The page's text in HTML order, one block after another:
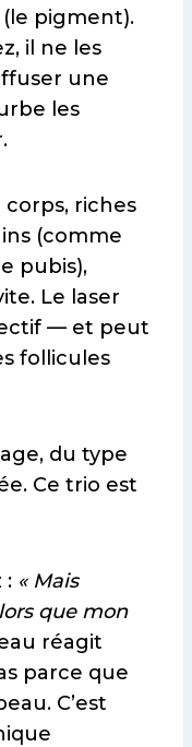
pigment).
il ne les
une
les
corps, riches
(comme
pubis),
Le laser
— et peut
follicules
du type
Ce trio est
: « Mais
que mon
réagit
parce que
C’est